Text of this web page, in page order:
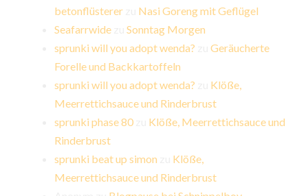
betonflüsterer
Nasi Goreng mit Geflügel
Seafarrwide zuSonntag Morgen
sprunki will you adopt wenda? zuGeräucherte
Forelle und Backkartoffeln
sprunki will you adopt wenda?
Klöße,
Meerrettichsauce und Rinderbrust
sprunki phase 80
Klöße, Meerrettichsauce und
Rinderbrust
sprunki beat up simon
Klöße,
Meerrettichsauce und Rinderbrust